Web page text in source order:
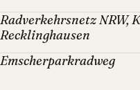
Radverkehrsnetz NRW,
Recklinghausen
Emscherparkradweg